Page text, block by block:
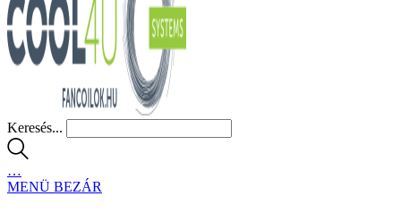
Keresés...
…
MENÜ BEZÁR